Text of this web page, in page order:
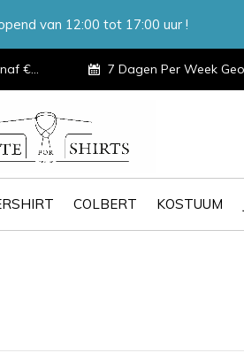
COLBERT KOSTUUM
7 Dagen Per Week Geopend
van 12:00 tot 17:00 uur !